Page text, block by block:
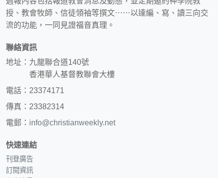
授、教會牧師、信徒領袖等撰文⋯⋯以達編、寫、讀三向交
流的功能，一同見證福音真理。
聯絡資訊
地址：九龍聯合道140號
香港華人基督教聯會大樓
電話：23374171
傳真：23382314
電郵： info@christianweekly.net
快速連結
刊登廣告
訂閱資訊